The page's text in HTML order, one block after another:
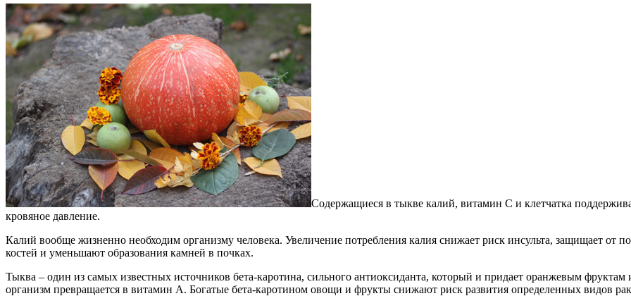
Содержащиеся в тыкве калий, витамин С и клетчатка
кровяное давление.
Калий вообще жизненно необходим организму человека. Увеличение потребления калия снижает риск инсульта, защищает от
костей и уменьшают образования камней в почках.
Тыква – один из самых известных источников бета-каротина, сильного антиоксиданта, который и придает оранжевым
организм превращается в витамин А. Богатые бета-каротином овощи и фрукты снижают риск развития определенных видов